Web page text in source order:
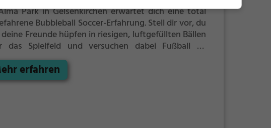
Park in Gelsenkirchen erwartet dich eine total
Bubbleball Soccer-Erfahrung. Stell dir vor, du
Freunde hüpfen in riesigen, luftgefüllten Bällen
das Spielfeld und versuchen dabei Fußball zu
Das ist Bubbleball Soccer – eine Mischung aus
Spaß und einer gehörigen Portion Lachen.
erfahren